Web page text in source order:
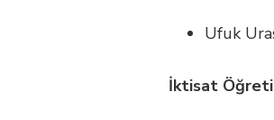
Ufuk
İktisat